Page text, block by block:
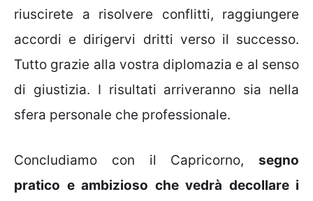
riuscirete a risolvere conflitti, raggiungere
accordi e dirigervi dritti verso il successo.
Tutto grazie alla vostra diplomazia e al senso
di giustizia. I risultati arriveranno sia nella
sfera personale che professionale.
Concludiamo con il Capricorno, segno
pratico e ambizioso che vedrà decollare i